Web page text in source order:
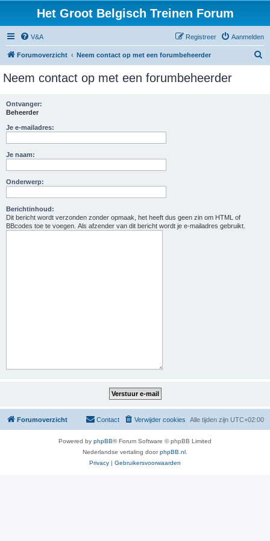
Het Groot Belgisch Treinen Forum
V&A Aanmelden
Registreer
Forumoverzicht Neem contact op met een forumbeheerder
Neem contact op met een forumbeheerder
Ontvanger:
Beheerder
Je e-mailadres:
Je naam:
Onderwerp:
Berichtinhoud:
Dit bericht wordt verzonden zonder opmaak, het heeft dus geen zin om HTML of
BBcodes toe te voegen. Als afzender van dit bericht wordt je e-mailadres gebruikt.
Forumoverzicht Alle tijden zijn UTC+02:00
Verwijder cookies
Contact
Powered by phpBB® Forum Software © phpBB Limited
Nederlandse vertaling doorphpBB.nl
Privacy | Gebruikersvoorwaarden